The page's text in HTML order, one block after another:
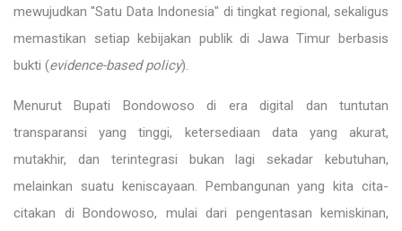
mewujudkan "Satu Data Indonesia" di tingkat regional, sekaligus
memastikan setiap kebijakan publik di Jawa Timur berbasis
bukti (evidence-based policy).
Menurut Bupati Bondowoso di era digital dan tuntutan
transparansi yang tinggi, ketersediaan data yang akurat,
mutakhir, dan terintegrasi bukan lagi sekadar kebutuhan,
melainkan suatu keniscayaan. Pembangunan yang kita cita-
citakan di Bondowoso, mulai dari pengentasan kemiskinan,